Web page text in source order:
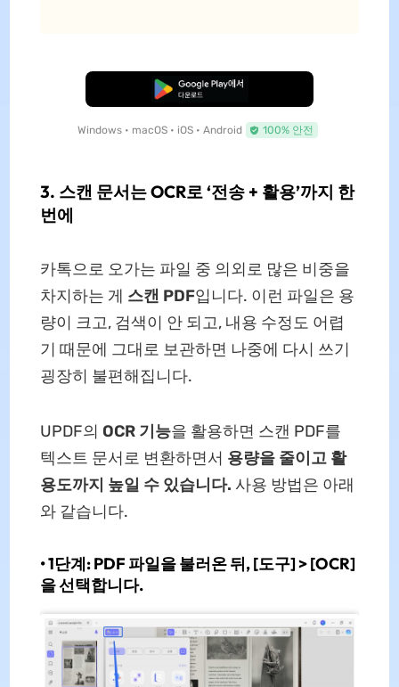
무료로 다운로드
Windows • macOS • iOS • Android 100% 안전
3. 스캔 문서는 OCR로 ‘전송 + 활용’까지 한
번에
카톡으로 오가는 파일 중 의외로 많은 비중을
차지하는 게 스캔 PDF입니다. 이런 파일은 용
량이 크고, 검색이 안 되고, 내용 수정도 어렵
기 때문에 그대로 보관하면 나중에 다시 쓰기
굉장히 불편해집니다.
UPDF의 OCR 기능을 활용하면 스캔 PDF를
텍스트 문서로 변환하면서 용량을 줄이고 활
용도까지 높일 수 있습니다. 사용 방법은 아래
와 같습니다.
•1단계:PDF 파일을 불러온 뒤,[도구] > [OCR]
을 선택합니다.